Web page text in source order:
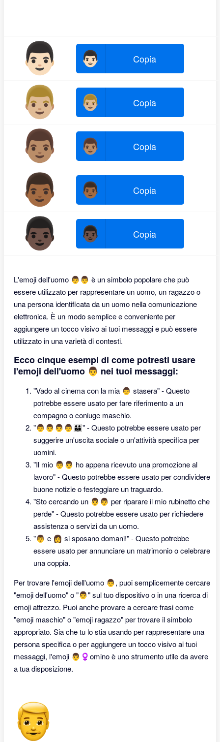
👨🏻 👨🏻 Copia
👨🏼 👨🏼 Copia
👨🏽 👨🏽 Copia
👨🏾 👨🏾 Copia
👨🏿 👨🏿 Copia
L'emoji dell'uomo 👨‍👨 è un simbolo popolare che può
essere utilizzato per rappresentare un uomo, un ragazzo o
una persona identificata da un uomo nella comunicazione
elettronica. È un modo semplice e conveniente per
aggiungere un tocco visivo ai tuoi messaggi e può essere
utilizzato in una varietà di contesti.
Ecco cinque esempi di come potresti usare
l'emoji dell'uomo 👨 nei tuoi messaggi:
"Vado al cinema con la mia 👨 stasera" - Questo
potrebbe essere usato per fare riferimento a un
compagno o coniuge maschio.
"👨‍👨‍👨‍👨‍👨‍👨‍👦" - Questo potrebbe essere usato per
suggerire un'uscita sociale o un'attività specifica per
uomini.
"Il mio 👨‍👨 ho appena ricevuto una promozione al
lavoro" - Questo potrebbe essere usato per condividere
buone notizie o festeggiare un traguardo.
"Sto cercando un 👨‍👨 per riparare il mio rubinetto che
perde" - Questo potrebbe essere usato per richiedere
assistenza o servizi da un uomo.
"👨 e 👩 si sposano domani!" - Questo potrebbe
essere usato per annunciare un matrimonio o celebrare
una coppia.
Per trovare l'emoji dell'uomo 👨, puoi semplicemente cercare
"emoji dell'uomo" o "👨" sul tuo dispositivo o in una ricerca di
emoji attrezzo. Puoi anche provare a cercare frasi come
"emoji maschio" o "emoji ragazzo" per trovare il simbolo
appropriato. Sia che tu lo stia usando per rappresentare una
persona specifica o per aggiungere un tocco visivo ai tuoi
messaggi, l'emoji 👨‍♀omino è uno strumento utile da avere
a tua disposizione.